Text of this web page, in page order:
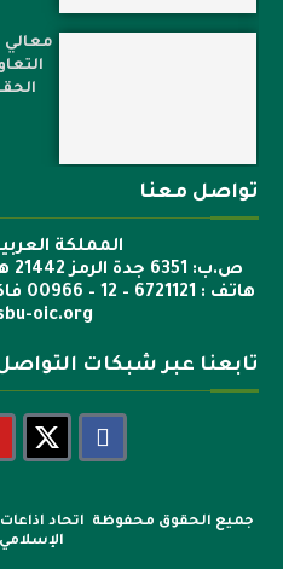
معالي
تواصل معنا
المملكة
هاتف : 6721121 – 12 – 00966 فاكس : 6722600 – 12 – 00966
oic.org
تابعنا عبر شبكات
جميع الحقوق محفوظة اتحاد
الإسلامي 2025